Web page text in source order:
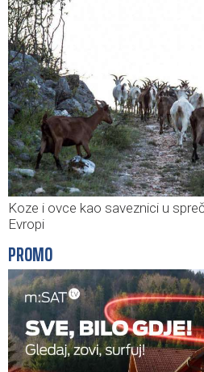
Koze i ovce kao saveznici u
Evropi
PROMO